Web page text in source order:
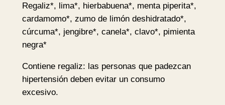
s
i
t
a
s
–
Y
Regaliz*, lima*, hierbabuena*, menta piperita*,
cardamomo*, zumo de limón deshidratado*,
cúrcuma*, jengibre*, canela*, clavo*, pimienta
negra*
Contiene regaliz: las personas que padezcan
hipertensión deben evitar un consumo
excesivo.